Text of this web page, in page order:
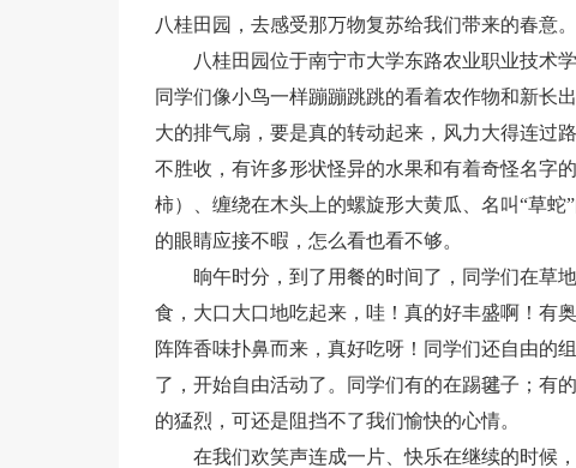
八桂田园，去感受那万物复苏给我们带来的春意。
八桂田园位于南宁市大学东路农业职业技术
同学们像小鸟一样蹦蹦跳跳的看着农作物和新长
大的排气扇，要是真的转动起来，风力大得连过
不胜收，有许多形状怪异的水果和有着奇怪名字
柿）、缠绕在木头上的螺旋形大黄瓜、名叫“草
的眼睛应接不暇，怎么看也看不够。
晌午时分，到了用餐的时间了，同学们在草
食，大口大口地吃起来，哇！真的好丰盛啊！
阵阵香味扑鼻而来，真好吃呀！同学们还自由的
了，开始自由活动了。同学们有的在踢毽子；
的猛烈，可还是阻挡不了我们愉快的心情。
在我们欢笑声连成一片、快乐在继续的时候